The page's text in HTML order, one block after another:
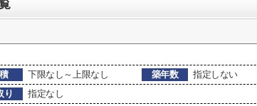
下限なし～上限なし 築年数
指定しない
り
指定なし